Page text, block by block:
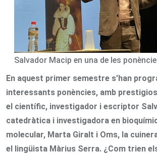
Salvador Macip en una de les
En aquest primer semestre s’han
interessants ponències, amb
el científic, investigador i escriptor
catedràtica i investigadora en
molecular, Marta Giralt i Oms, la
el lingüista Màrius Serra. ¿Com trien